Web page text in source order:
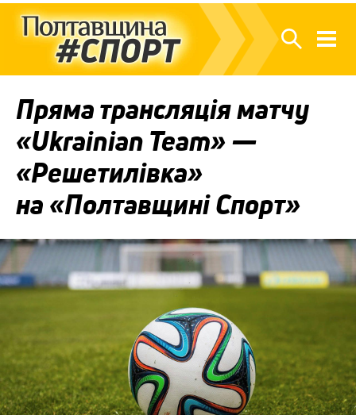
Пряма трансляція матчу
«Ukrainian Team» —
«Решетилівка»
на «Полтавщині Спорт»